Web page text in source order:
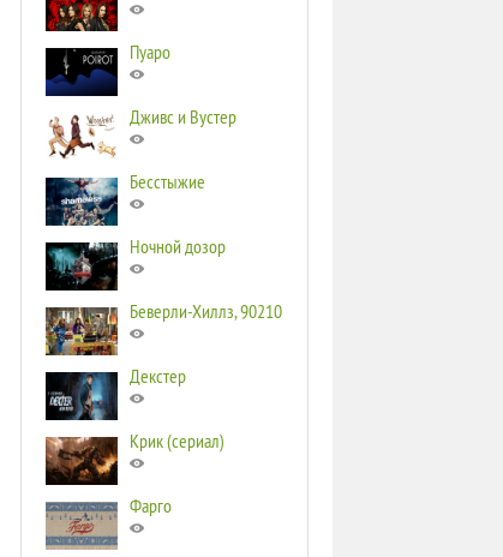
Пуаро
Дживс и Вустер
Бесстыжие
Ночной дозор
Беверли-Хиллз, 90210
Декстер
Крик (сериал)
Фарго